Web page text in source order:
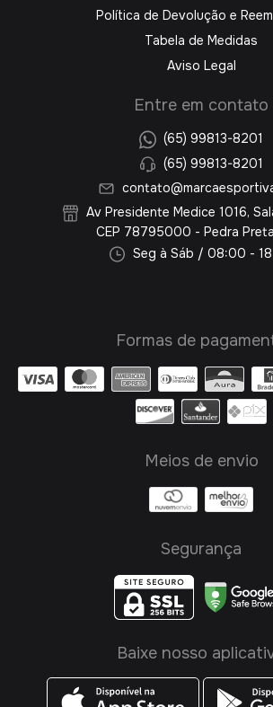
Política de Devolução e
Tabela de Medidas
Aviso Legal
Entre em contato
(65) 99813-8201
(65) 99813-8201
Av Presidente Medice 1016,
CEP 78795000 - Pedra
Seg à Sáb / 08:00 -
Formas de
Meios de envio
Segurança
Baixe nosso